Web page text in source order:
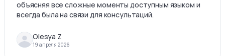
объясняя все сложные моменты доступным языком и
всегда была на связи для консультаций.
Olesya Z
19 апреля 2026